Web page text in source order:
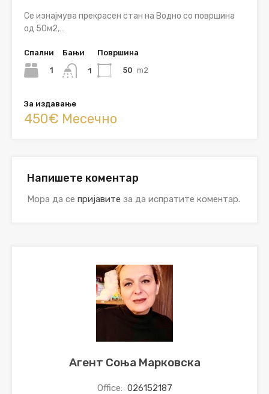
Се изнајмува прекрасен стан на Водно со површина
од 50м2,…
Спални
1
Бањи
1
Површина
50 m2
За издавање
450€ Месечно
Напишете коментар
Мора да се пријавите за да испратите коментар.
Агент Соња Марковска
Office: 026152187